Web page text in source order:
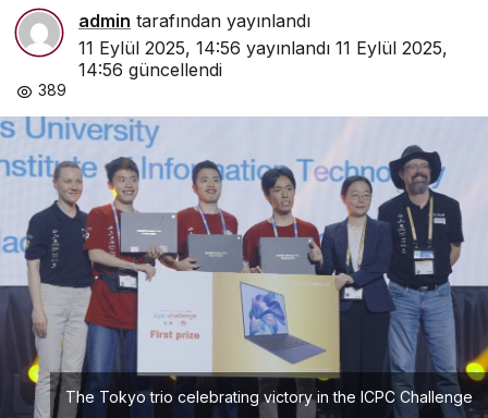
admin tarafından yayınlandı
11 Eylül 2025, 14:56 yayınlandı 11 Eylül 2025,
14:56 güncellendi
389
The Tokyo trio celebrating victory in the ICPC Challenge